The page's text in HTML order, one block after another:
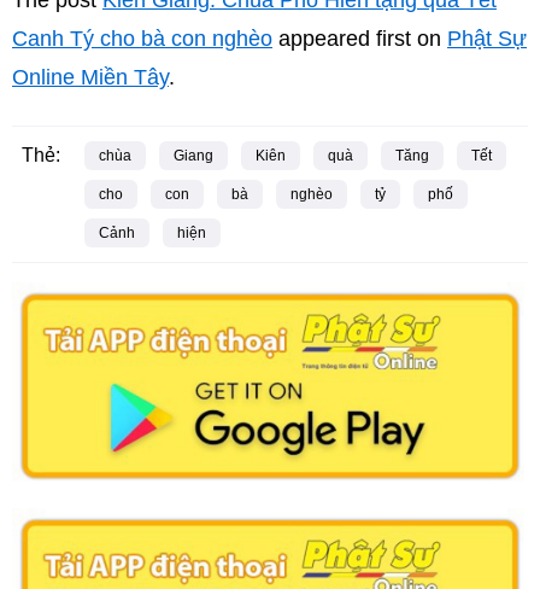
Canh Tý cho bà con nghèo appeared first on Phật Sự
Online Miền Tây.
Thẻ: chùa Giang Kiên quà Tăng Tết
cho con bà nghèo tỷ phố
Cảnh hiện